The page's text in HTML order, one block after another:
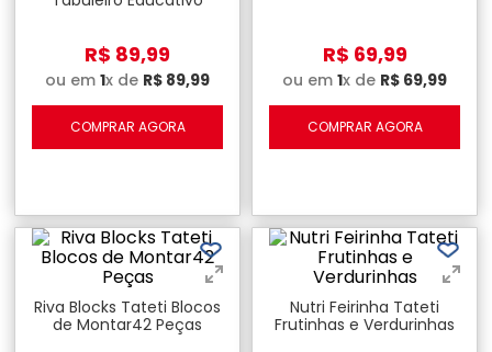
R$ 89,99
ou em 1x de R$ 89,99
COMPRAR AGORA
R$ 69,99
ou em 1x de R$ 69,99
COMPRAR AGORA
Riva Blocks Tateti Blocos
de Montar42 Peças
Nutri Feirinha Tateti
Frutinhas e Verdurinhas